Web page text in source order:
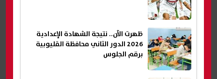
ظهرت الآن.. نتيجة الشهادة الإعدادية
2026 الدور الثاني محافظة القليوبية
برقم الجلوس